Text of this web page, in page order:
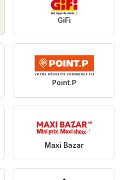
GiFi
Point.P
Maxi Bazar